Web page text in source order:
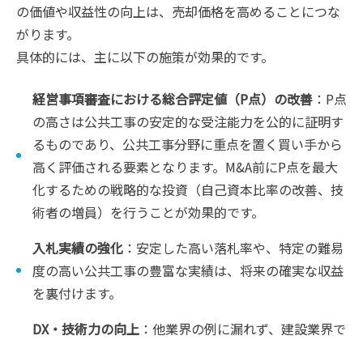
の価値や収益性の向上は、売却価格を高めることにつな
がります。
具体的には、主に以下の施策が効果的です。
経営事項審査における総合評定値（P点）の改善 ：P点
の高さは公共工事の安定的な受注能力を公的に証明す
るものであり、公共工事分野に重点を置く買い手から
高く評価される要素となります。M&A前にP点を最大
化するための戦略的な投資（自己資本比率の改善、技
術者の増員）を行うことが効果的です。
入札実績の強化 ：安定した高い落札率や、特定の難易
度の高い公共工事の豊富な実績は、将来の確実な収益
を裏付けます。
DX・技術力の向上 ：他業界の例に漏れず、建設業界で